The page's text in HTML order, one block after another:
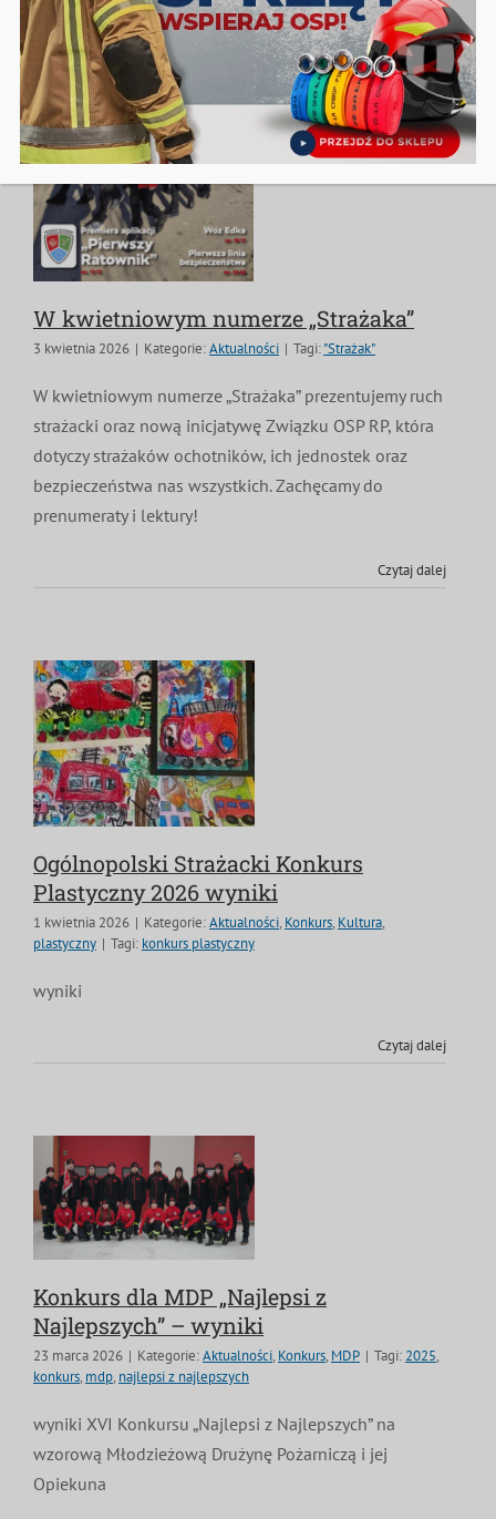
W kwietniowym numerze „Strażaka”
3 kwietnia 2026 | Kategorie:Aktualności | Tagi:"Strażak"
W kwietniowym numerze „Strażaka” prezentujemy ruch
strażacki oraz nową inicjatywę Związku OSP RP, która
dotyczy strażaków ochotników, ich jednostek oraz
bezpieczeństwa nas wszystkich. Zachęcamy do
prenumeraty i lektury!
Czytaj dalej
Ogólnopolski Strażacki Konkurs
Plastyczny 2026 wyniki
1 kwietnia 2026 | Kategorie:Aktualności, Konkurs, Kultura,
plastyczny | Tagi: konkurs plastyczny
wyniki
Czytaj dalej
Konkurs dla MDP „Najlepsi z
Najlepszych” – wyniki
23 marca 2026 | Kategorie:Aktualności, Konkurs, MDP | Tagi: 2025,
konkurs, mdp, najlepsi z najlepszych
wyniki XVI Konkursu „Najlepsi z Najlepszych” na
wzorową Młodzieżową Drużynę Pożarniczą i jej
Opiekuna